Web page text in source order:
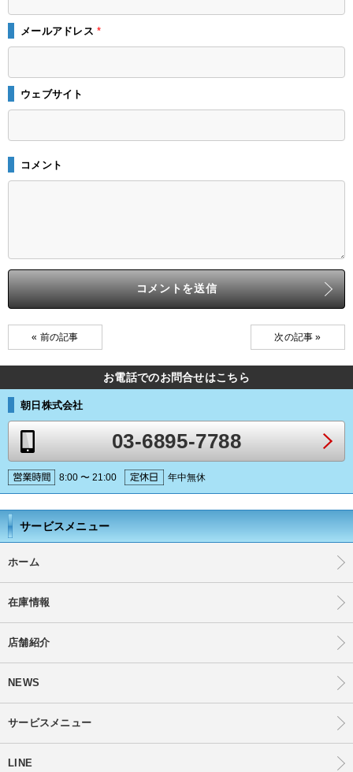
メールアドレス*
ウェブサイト
コメント
« 前の記事 次の記事 »
お電話でのお問合せはこちら
朝日株式会社
03-6895-7788
8:00 〜 21:00 年中無休
サービスメニュー
ホーム
在庫情報
店舗紹介
NEWS
サービスメニュー
LINE